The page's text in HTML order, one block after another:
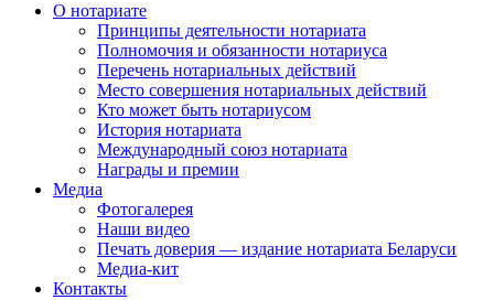
О нотариате
Принципы деятельности нотариата
Полномочия и обязанности нотариуса
Перечень нотариальных действий
Место совершения нотариальных действий
Кто может быть нотариусом
История нотариата
Международный союз нотариата
Награды и премии
Медиа
Фотогалерея
Наши видео
Печать доверия — издание нотариата Беларуси
Медиа-кит
Контакты